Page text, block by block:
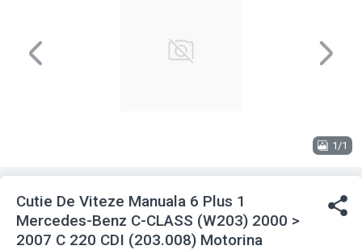
Previous Next
1/1
Cutie De Viteze Manuala 6 Plus 1
Mercedes-Benz C-CLASS (W203) 2000 >
2007 C 220 CDI (203.008) Motorina